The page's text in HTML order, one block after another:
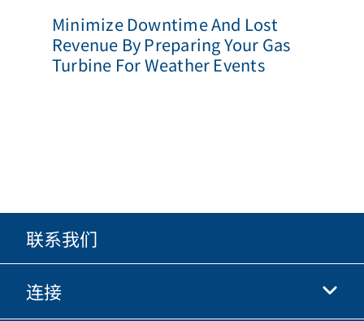
Minimize Downtime And Lost
Revenue By Preparing Your Gas
Turbine For Weather Events
联系我们
连接